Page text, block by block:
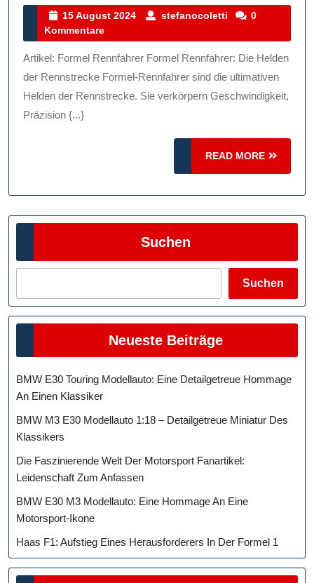
Der
15 August 2024
15
2024
stefanocoletti stefanocoletti
0
Kommentare
Artikel: Formel Rennfahrer Formel Rennfahrer: Die Helden
der Rennstrecke Formel-Rennfahrer sind die ultimativen
Helden der Rennstrecke. Sie verkörpern Geschwindigkeit,
Präzision {...}
READ MORE
READ
MORE
Suchen
Suchen
Neueste Beiträge
BMW E30 Touring Modellauto: Eine Detailgetreue Hommage
An Einen Klassiker
BMW M3 E30 Modellauto 1:18 – Detailgetreue Miniatur Des
Klassikers
Die Faszinierende Welt Der Motorsport Fanartikel:
Leidenschaft Zum Anfassen
BMW E30 M3 Modellauto: Eine Hommage An Eine
Motorsport-Ikone
Haas F1: Aufstieg Eines Herausforderers In Der Formel 1